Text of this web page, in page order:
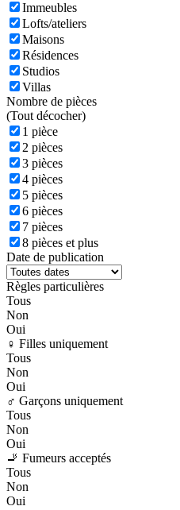
Immeubles
Lofts/ateliers
Maisons
Résidences
Studios
Villas
Nombre de pièces
(Tout décocher)
1 pièce
2 pièces
3 pièces
4 pièces
5 pièces
6 pièces
7 pièces
8 pièces et plus
Date de publication
Règles particulières
Tous
Non
Oui
♀️ Filles uniquement
Tous
Non
Oui
♂️ Garçons uniquement
Tous
Non
Oui
🚬 Fumeurs acceptés
Tous
Non
Oui